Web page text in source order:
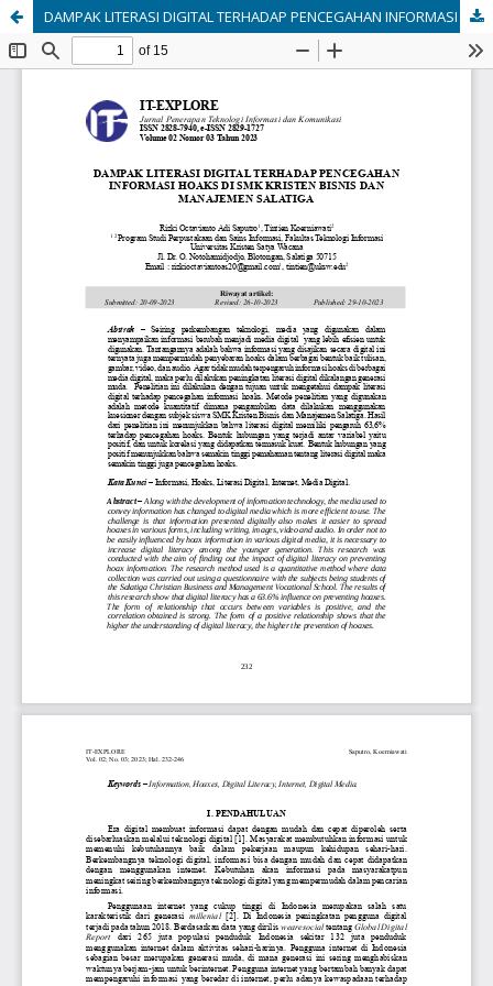
DAMPAK LITERASI DIGITAL TERHADAP PENCEGAHAN INFORMASI HOAKS DI SMK KRISTEN BISNIS DAN MANAJEMEN SALATIGA